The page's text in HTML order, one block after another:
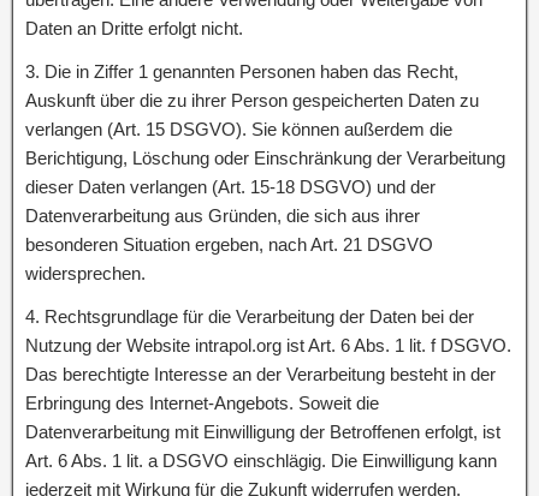
Daten an Dritte erfolgt nicht.
3. Die in Ziffer 1 genannten Personen haben das Recht,
Auskunft über die zu ihrer Person gespeicherten Daten zu
verlangen (Art. 15 DSGVO). Sie können außerdem die
Berichtigung, Löschung oder Einschränkung der Verarbeitung
dieser Daten verlangen (Art. 15-18 DSGVO) und der
Datenverarbeitung aus Gründen, die sich aus ihrer
besonderen Situation ergeben, nach Art. 21 DSGVO
widersprechen.
4. Rechtsgrundlage für die Verarbeitung der Daten bei der
Nutzung der Website intrapol.org ist Art. 6 Abs. 1 lit. f DSGVO.
Das berechtigte Interesse an der Verarbeitung besteht in der
Erbringung des Internet-Angebots. Soweit die
Datenverarbeitung mit Einwilligung der Betroffenen erfolgt, ist
Art. 6 Abs. 1 lit. a DSGVO einschlägig. Die Einwilligung kann
jederzeit mit Wirkung für die Zukunft widerrufen werden.